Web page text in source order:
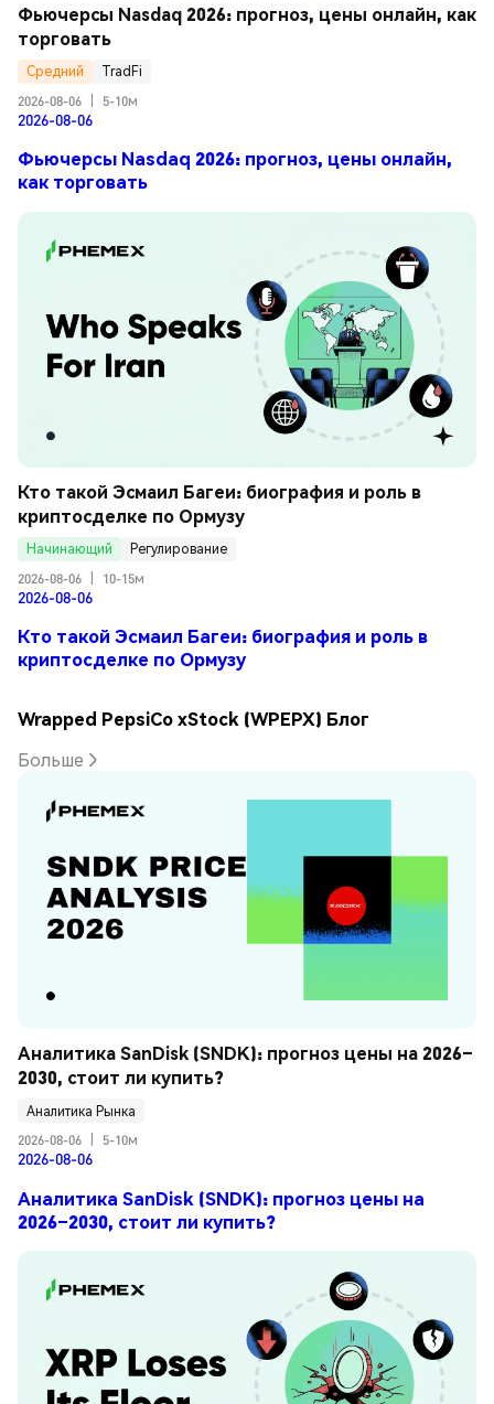
Фьючерсы Nasdaq 2026: прогноз, цены онлайн, как
торговать
Средний
TradFi
2026-08-06
5-10м
2026-08-06
Фьючерсы Nasdaq 2026: прогноз, цены онлайн,
как торговать
Кто такой Эсмаил Багеи: биография и роль в
криптосделке по Ормузу
Начинающий
Регулирование
2026-08-06
10-15м
2026-08-06
Кто такой Эсмаил Багеи: биография и роль в
криптосделке по Ормузу
Wrapped PepsiCo xStock (WPEPX) Блог
Больше
Аналитика SanDisk (SNDK): прогноз цены на 2026–
2030, стоит ли купить?
Аналитика Рынка
2026-08-06
5-10м
2026-08-06
Аналитика SanDisk (SNDK): прогноз цены на
2026–2030, стоит ли купить?